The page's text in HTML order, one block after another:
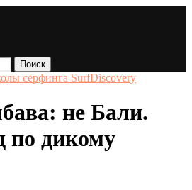
Поиск
не Бали.
по дикому